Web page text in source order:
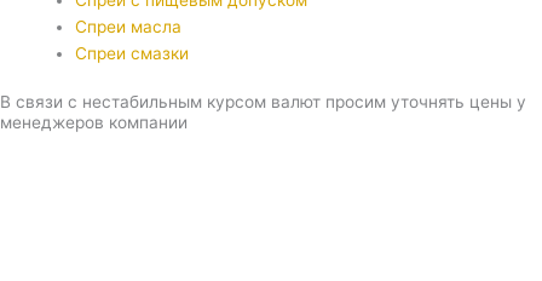
Спреи масла
Спреи смазки
В связи с нестабильным курсом валют просим уточнять цены у
менеджеров компании